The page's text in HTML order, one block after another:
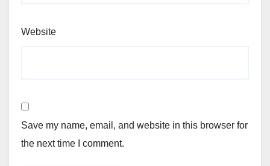
Website
Save my name, email, and website in this browser for
the next time I comment.